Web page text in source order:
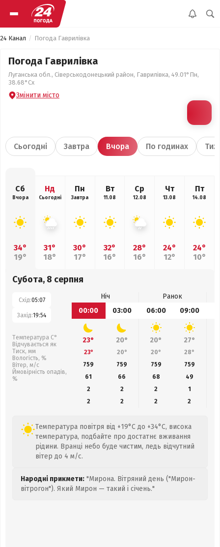
24 Канал Погода Гаврилівка
Погода Гаврилівка
Луганська обл., Сіверськодонецький район, Гаврилівка, 49.01°Пн,
38.68°Сх
Змінити місто
Сьогодні Завтра Вчора По годинах
Сб
Вчора
34°
19°
Нд
Сьогодні
31°
18°
Пн
Завтра
30°
17°
Вт
11.08
32°
16°
Ср
12.08
28°
16°
Чт
13.08
24°
12°
Пт
14.08
24°
10°
Субота, 8 серпня
Схід:05:07
Захід:19:54
Температура С°
Відчувається як
Тиск, мм
Вологість, %
Вітер, м/с
Ймовірність опадів,
%
Ніч
Ранок
00:00
03:00 06:00 09:00
23° 20° 20° 27°
23° 20° 20° 28°
759
759 759 759
61
66 68 49
2
2 2
1
2
2 2 2
Температура повітря від +19°C до +34°C, висока
температура, подбайте про достатнє вживання
рідини. Вранці небо буде чистим, ледь відчутний
вітер до 4 м/с.
Народні прикмети: "Мирона. Вітряний день ("Мирон-
вітрогон"). Який Мирон — такий і січень."